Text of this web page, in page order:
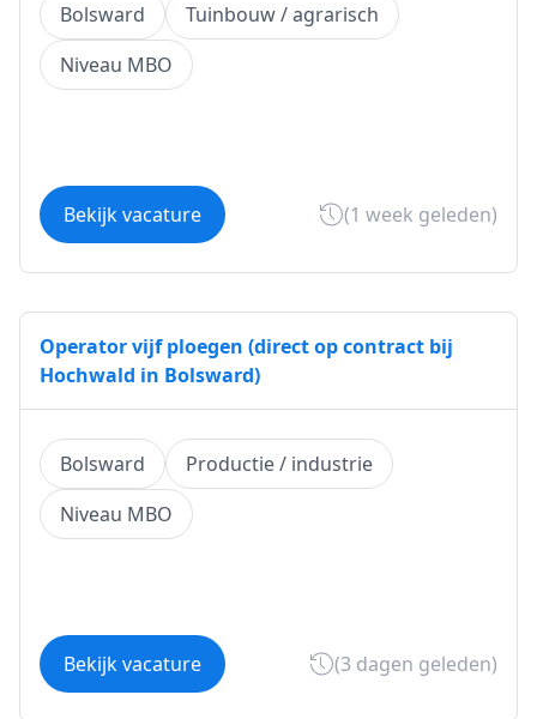
Bolsward
Tuinbouw / agrarisch
Niveau MBO
Bekijk vacature (1 week geleden)
Operator vijf ploegen (direct op contract bij
Hochwald in Bolsward)
Bolsward
Productie / industrie
Niveau MBO
Bekijk vacature (3 dagen geleden)